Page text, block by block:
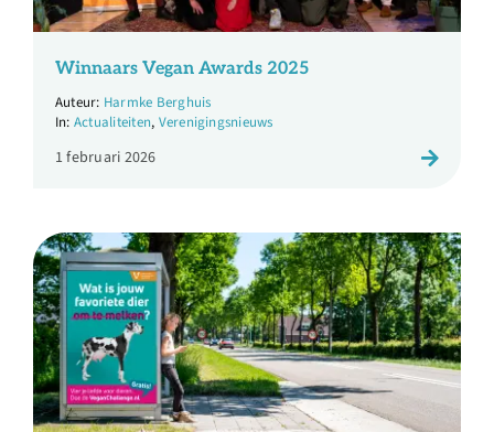
Winnaars Vegan Awards 2025
Harmke Berghuis
Actualiteiten, Verenigingsnieuws
1 februari 2026